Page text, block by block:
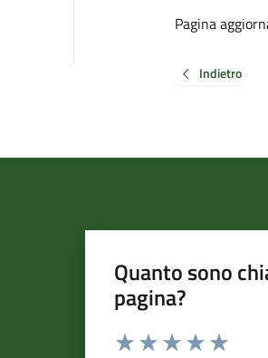
Pagina
Indietro
Quanto sono
pagina?
Valuta da 1 a 5 stelle la pagina